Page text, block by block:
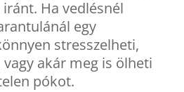
Ha vedlésnél
egy
stresszelheti,
akár meg is ölheti
pókot.